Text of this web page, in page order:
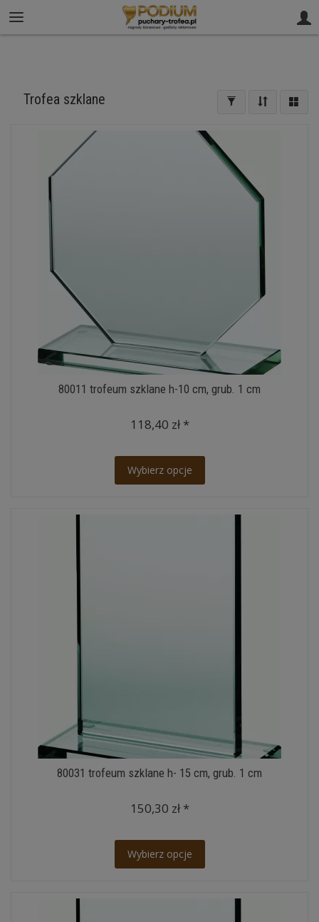
61 812 02 00 sklep@puchary-trofea.pl
Trofea szklane
80011 trofeum szklane h-10 cm, grub. 1 cm
118,40 zł *
Wybierz opcje
80031 trofeum szklane h- 15 cm, grub. 1 cm
150,30 zł *
Wybierz opcje